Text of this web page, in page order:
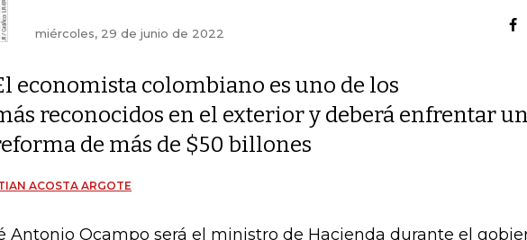
miércoles, 29 de junio de 2022
economista colombiano es uno de los
reconocidos en el exterior y deberá enfrentar
de más de $50 billones
ACOSTA ARGOTE
Antonio Ocampo será el ministro de Hacienda durante el